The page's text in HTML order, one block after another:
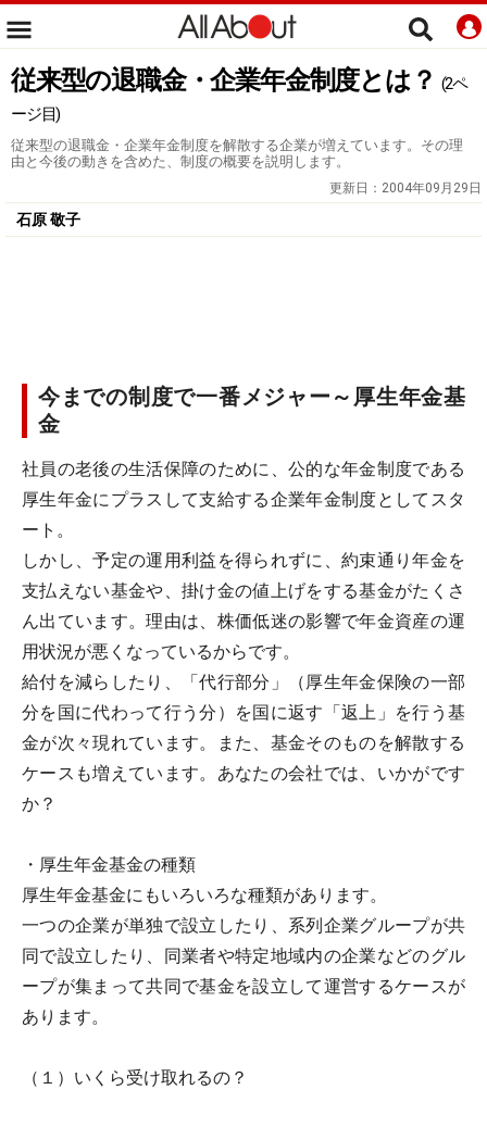
従来型の退職金・企業年金制度とは？ (2ペ
ージ目)
従来型の退職金・企業年金制度を解散する企業が増えています。その理
由と今後の動きを含めた、制度の概要を説明します。
更新日： 2004年09月29日
石原 敬子
今までの制度で一番メジャー～厚生年金基
金
社員の老後の生活保障のために、公的な年金制度である
厚生年金にプラスして支給する企業年金制度としてスタ
ート。
しかし、予定の運用利益を得られずに、約束通り年金を
支払えない基金や、掛け金の値上げをする基金がたくさ
ん出ています。理由は、株価低迷の影響で年金資産の運
用状況が悪くなっているからです。
給付を減らしたり、「代行部分」（厚生年金保険の一部
分を国に代わって行う分）を国に返す「返上」を行う基
金が次々現れています。また、基金そのものを解散する
ケースも増えています。あなたの会社では、いかがです
か？
・厚生年金基金の種類
厚生年金基金にもいろいろな種類があります。
一つの企業が単独で設立したり、系列企業グループが共
同で設立したり、同業者や特定地域内の企業などのグル
ープが集まって共同で基金を設立して運営するケースが
あります。
（１）いくら受け取れるの？